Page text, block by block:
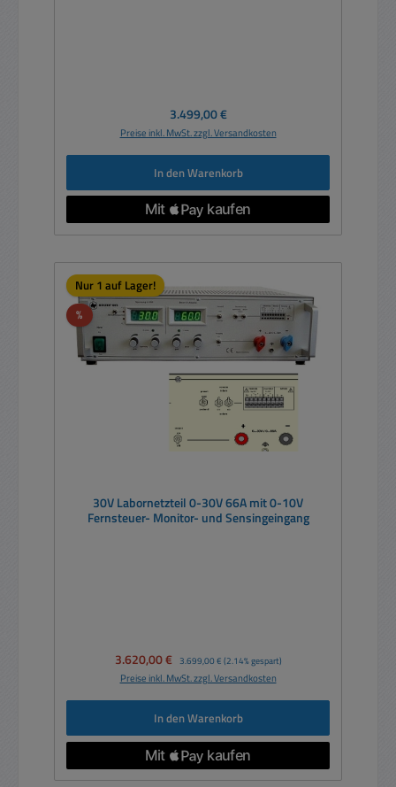
Regulärer Preis:
3.499,00 €
Preise inkl. MwSt. zzgl. Versandkosten
In den Warenkorb
Nur 1 auf Lager!
%Rabatt
30V Labornetzteil 0-30V 66A mit 0-10V
Fernsteuer- Monitor- und Sensingeingang
Verkaufspreis:
3.620,00 € Regulärer Preis:
3.699,00 € (2.14% gespart)
Preise inkl. MwSt. zzgl. Versandkosten
In den Warenkorb